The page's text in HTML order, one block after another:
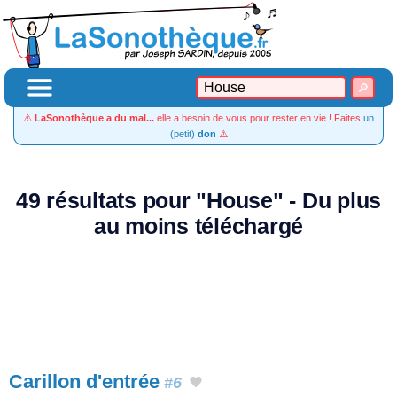
⚠️ LaSonothèque a du mal... elle a besoin de vous pour rester en vie ! Faites un
(petit) don ⚠️
49 résultats pour "House" - Du plus
au moins téléchargé
Carillon d'entrée #6